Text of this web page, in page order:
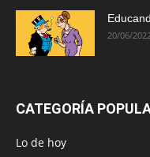
20/06/
CATEGORÍA
Lo de hoy